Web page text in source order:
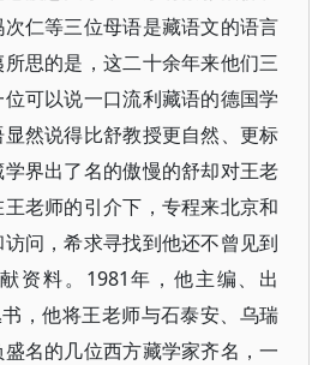
仁等三位母语是藏语文的语言
思的是，这二十余年来他们三
可以说一口流利藏语的德国学
然说得比舒教授更自然、更标
界出了名的傲慢的舒却对王老
老师的引介下，专程来北京和
问，希求寻找到他还不曾见到
资料。1981年，他主编、出
，他将王老师与石泰安、乌瑞
名的几位西方藏学家齐名，一